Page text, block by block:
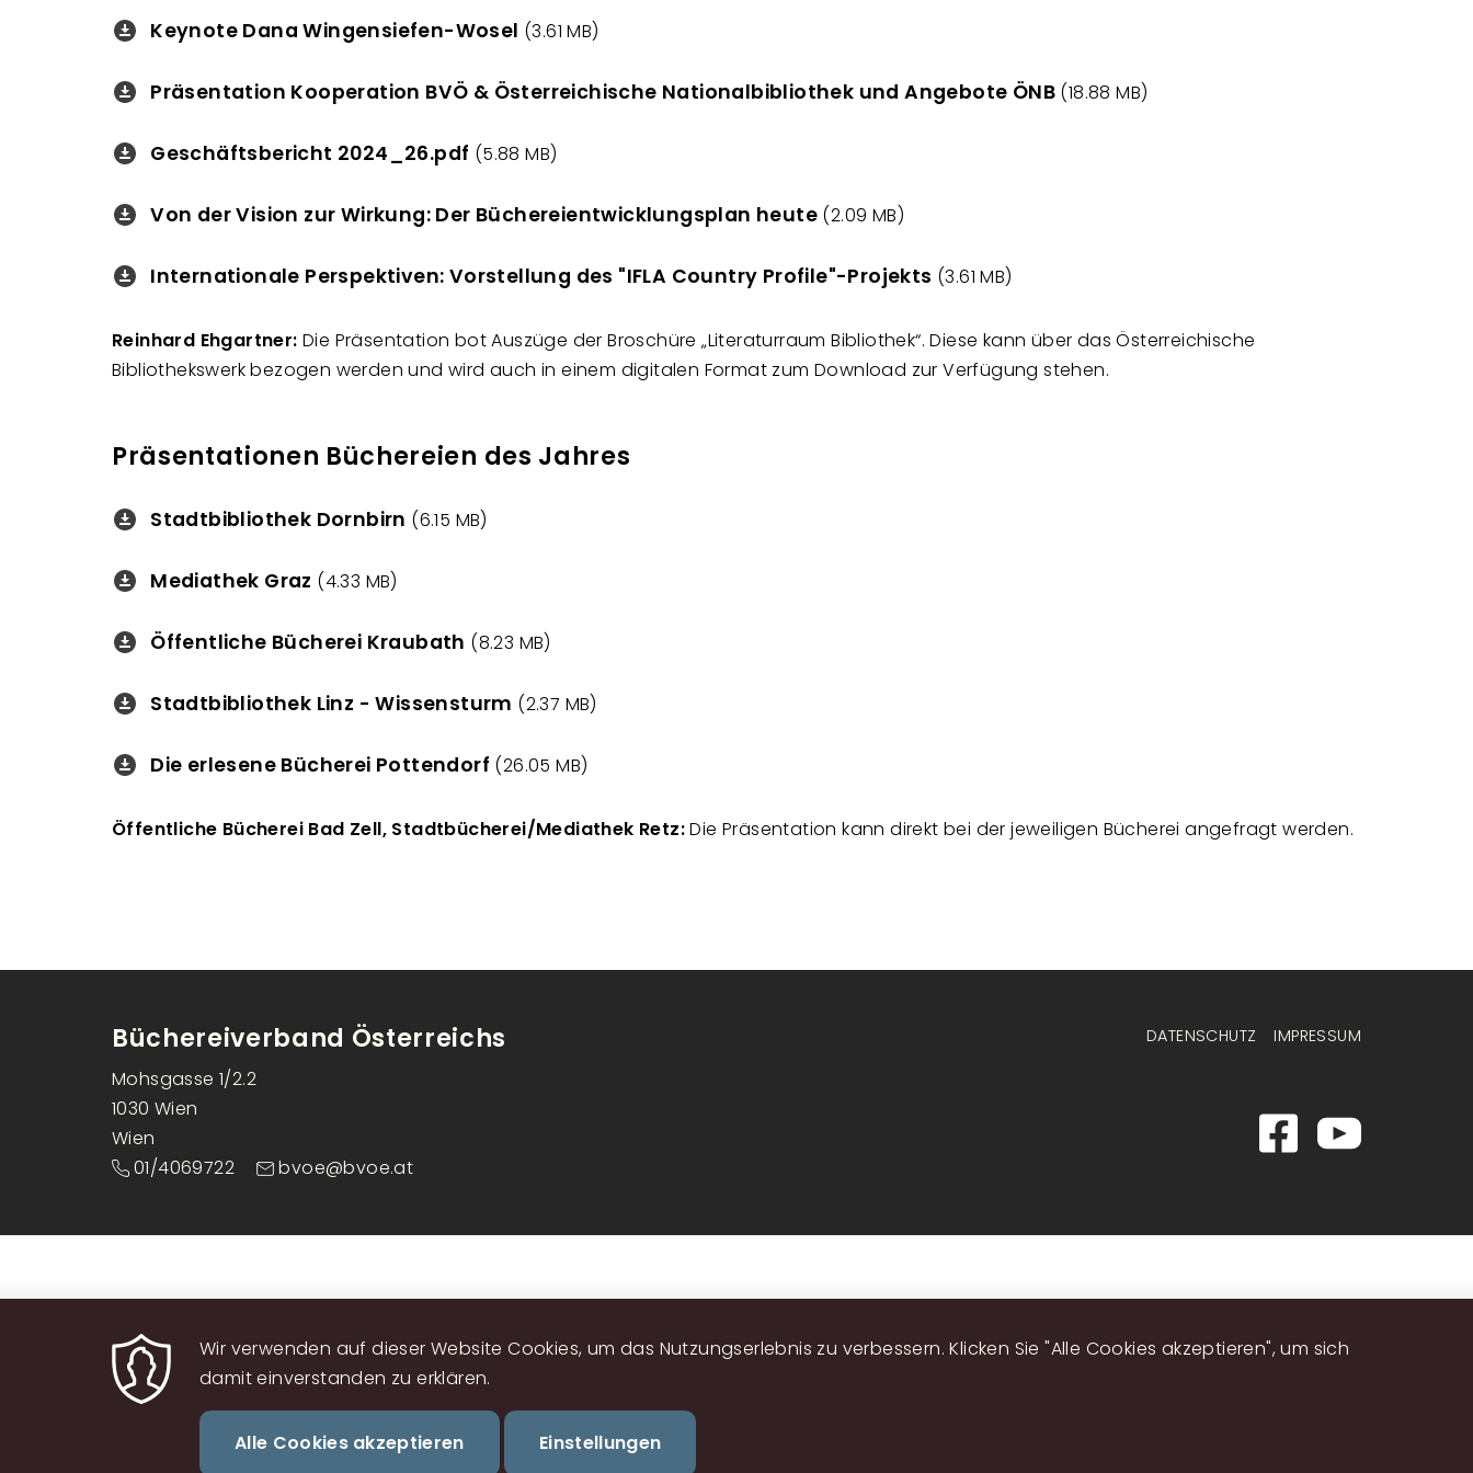
Downloads
Keynote Dana Wingensiefen-Wosel (3.61 MB)
Downloads
Präsentation Kooperation BVÖ & Österreichische Nationalbibliothek und Angebote ÖNB (18.88 MB)
Downloads
Geschäftsbericht 2024_26.pdf (5.88 MB)
Downloads
Von der Vision zur Wirkung: Der Büchereientwicklungsplan heute (2.09 MB)
Downloads
Internationale Perspektiven: Vorstellung des "IFLA Country Profile"-Projekts (3.61 MB)
Reinhard Ehgartner: Die Präsentation bot Auszüge der Broschüre „Literaturraum Bibliothek“. Diese kann über das Österreichische
Bibliothekswerk bezogen werden und wird auch in einem digitalen Format zum Download zur Verfügung stehen.
Präsentationen Büchereien des Jahres
Downloads
Stadtbibliothek Dornbirn (6.15 MB)
Downloads
Mediathek Graz (4.33 MB)
Downloads
Öffentliche Bücherei Kraubath (8.23 MB)
Downloads
Stadtbibliothek Linz - Wissensturm (2.37 MB)
Downloads
Die erlesene Bücherei Pottendorf (26.05 MB)
Öffentliche Bücherei Bad Zell, Stadtbücherei/Mediathek Retz:Die Präsentation kann direkt bei der jeweiligen Bücherei angefragt werden.
Büchereiverband Österreichs
Mohsgasse 1/2.2
1030 Wien
Wien
01/4069722
bvoe@bvoe.at
DATENSCHUTZ IMPRESSUM
Wir verwenden auf dieser Website Cookies, um das Nutzungserlebnis zu verbessern. Klicken Sie "Alle Cookies akzeptieren", um sich
damit einverstanden zu erklären.
Alle Cookies akzeptieren
Zustimmung
Einstellungen